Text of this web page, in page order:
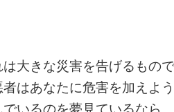
大きな災害を告げるもので
はあなたに危害を加えよう